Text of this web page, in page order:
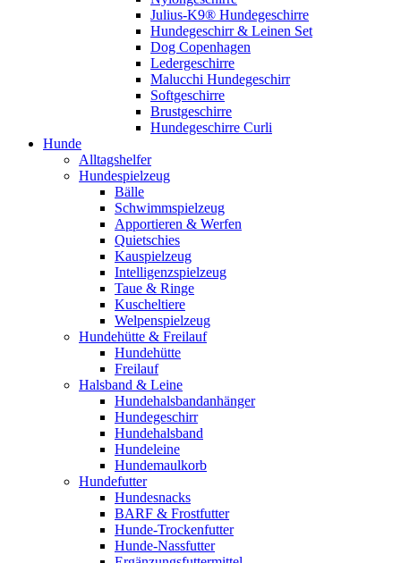
Julius-K9® Hundegeschirre
Hundegeschirr & Leinen Set
Dog Copenhagen
Ledergeschirre
Malucchi Hundegeschirr
Softgeschirre
Brustgeschirre
Hundegeschirre Curli
Hunde
Alltagshelfer
Hundespielzeug
Bälle
Schwimmspielzeug
Apportieren & Werfen
Quietschies
Kauspielzeug
Intelligenzspielzeug
Taue & Ringe
Kuscheltiere
Welpenspielzeug
Hundehütte & Freilauf
Hundehütte
Freilauf
Halsband & Leine
Hundehalsbandanhänger
Hundegeschirr
Hundehalsband
Hundeleine
Hundemaulkorb
Hundefutter
Hundesnacks
BARF & Frostfutter
Hunde-Trockenfutter
Hunde-Nassfutter